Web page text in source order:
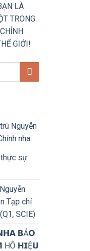
LÀ
TRONG
GIỚI!
Nguyễn
nha
thực sự
Tạp chí
SCIE)
𝗕Ả𝗢
𝗛𝗜Ệ𝗨